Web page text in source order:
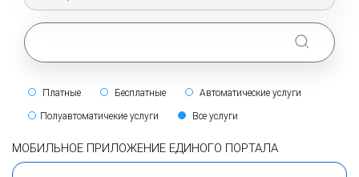
Платные Бесплатные Автоматические услуги
Полуавтоматичекие услуги Все услуги
МОБИЛЬНОЕ ПРИЛОЖЕНИЕ ЕДИНОГО ПОРТАЛА